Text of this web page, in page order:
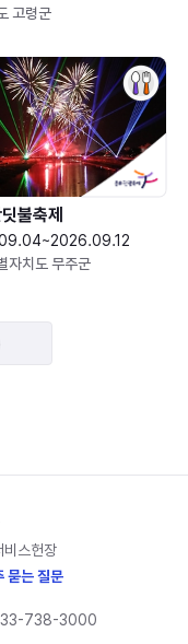
고령군
불축제
자치도 무주군
비스헌장
묻는 질문
738-3000